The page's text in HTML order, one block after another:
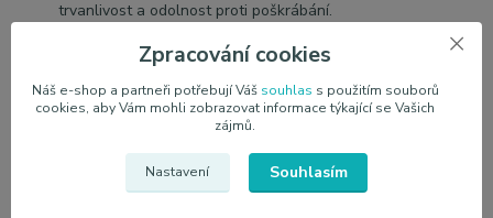
trvanlivost a odolnost proti poškrábání.
Samoregenerační fólie prodlužuje životnost a eliminuje
drobné škrábance.
Jednoduchá instalace pomocí "mokré" techniky.
Dostupné hotové formáty přizpůsobené různým modelům
Pozitivní názory od spokojených zákazníků.
Profesionální ochrana exteriéru vozidla za dostupnou cenu.
Možnost přizpůsobení fólie specifičnosti konkrétního
Zpracování cookies
Náš e-shop a partneři potřebují Váš souhlas s použitím souborů
cookies, aby Vám mohli zobrazovat informace týkající se Vašich
zájmů.
Nastavení Souhlasím